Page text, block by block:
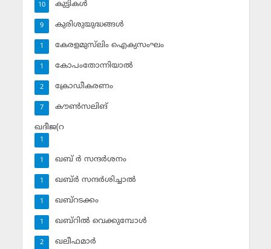
കുട്ടികള്‍
10
കുരിശുയുദ്ധങ്ങള്‍
9
കേരളമുസ്‌ലിം ഐക്യസംഘം
1
കോപംതോന്നിയാല്‍
1
ക്രോഡീകരണം
2
കൗണ്‍സലിങ്‌
7
ഖദീജ(റ
1
ഖബ് ര്‍ സന്ദര്‍ശനം
1
ഖബ്ര്‍ സന്ദര്‍ശിച്ചാല്‍
1
ഖബ്‌റടക്കം
1
ഖബ്‌റില്‍ വെക്കുമ്പോള്‍
1
ഖലീഫമാര്‍
2